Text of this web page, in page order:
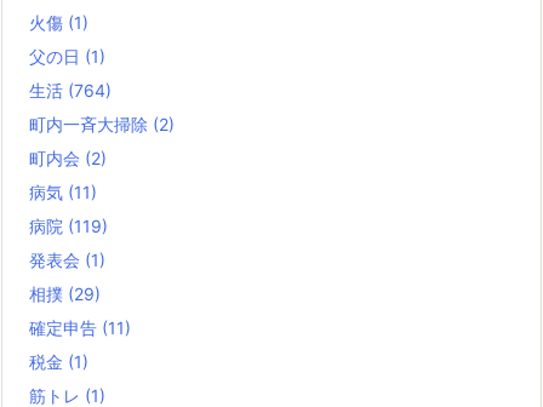
火傷 (1)
父の日 (1)
生活 (764)
町内一斉大掃除 (2)
町内会 (2)
病気 (11)
病院 (119)
発表会 (1)
相撲 (29)
確定申告 (11)
税金 (1)
筋トレ (1)